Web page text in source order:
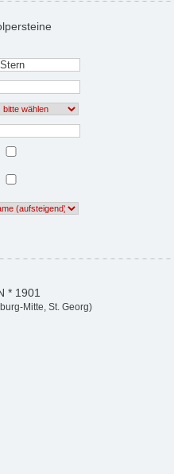
* 1901
Mitte, St. Georg)